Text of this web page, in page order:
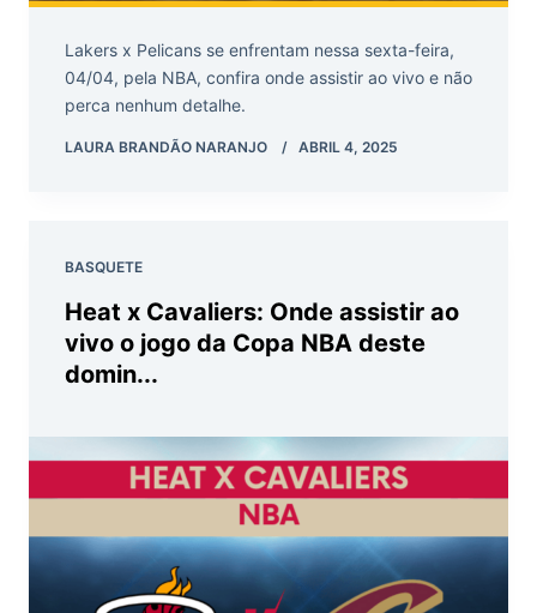
Lakers x Pelicans se enfrentam nessa sexta-feira,
04/04, pela NBA, confira onde assistir ao vivo e não
perca nenhum detalhe.
LAURA BRANDÃO NARANJO ABRIL 4, 2025
BASQUETE
Heat x Cavaliers: Onde assistir ao
vivo o jogo da Copa NBA deste
domin...